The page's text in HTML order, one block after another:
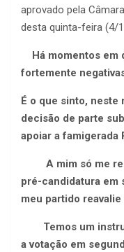
aprovado pela
desta quinta-feira (4/
Há momentos em
fortemente
É o que sinto, neste
decisão de parte
apoiar a famigerada
A mim só me
pré-candidatura em
meu partido
Temos um
a votação em